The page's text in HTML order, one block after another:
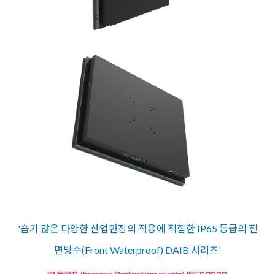
'습기 많은 다양한 산업현장의 적용에 적합한 IP65 등급의 전
면방수(Front Waterproof) DAIB 시리즈'